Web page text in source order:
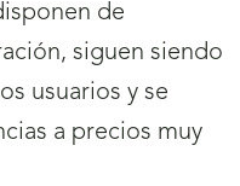
de
siguen siendo
usuarios y se
a precios muy